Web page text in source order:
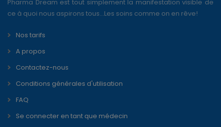
Pharma Dream est tout simplement la manifestation visible de
ce à quoi nous aspirons tous...Les soins comme on en rêve!
Nos tarifs
A propos
Contactez-nous
Conditions générales d'utilisation
FAQ
Se connecter en tant que médecin